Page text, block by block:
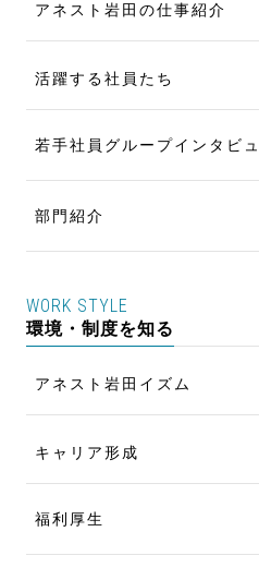
アネスト岩田の仕事紹介
購買の仕事
設備設計の仕事
生産技術の仕事
品質保証の仕事
活躍する社員たち
顧客のニーズに応える
製品の安定供給と生産
若手社員グループインタビ
部門紹介
WORK STYLE
環境・制度を知る
アネスト岩田イズム
女性活躍推進 To be a
行動計画
キャリア形成
福利厚生